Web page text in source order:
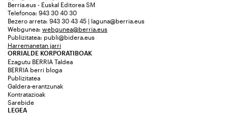
Berria.eus - Euskal Editorea SM
Telefonoa: 943 30 40 30
Bezero arreta: 943 30 43 45 | laguna@berria.eus
Webgunea: webgunea@berria.eus
Publizitatea: publi@bidera.eus
Harremanetan jarri
ORRIALDE KORPORATIBOAK
Ezagutu BERRIA Taldea
BERRIA berri bloga
Publizitatea
Galdera-erantzunak
Kontratazioak
Sarebide
LEGEA